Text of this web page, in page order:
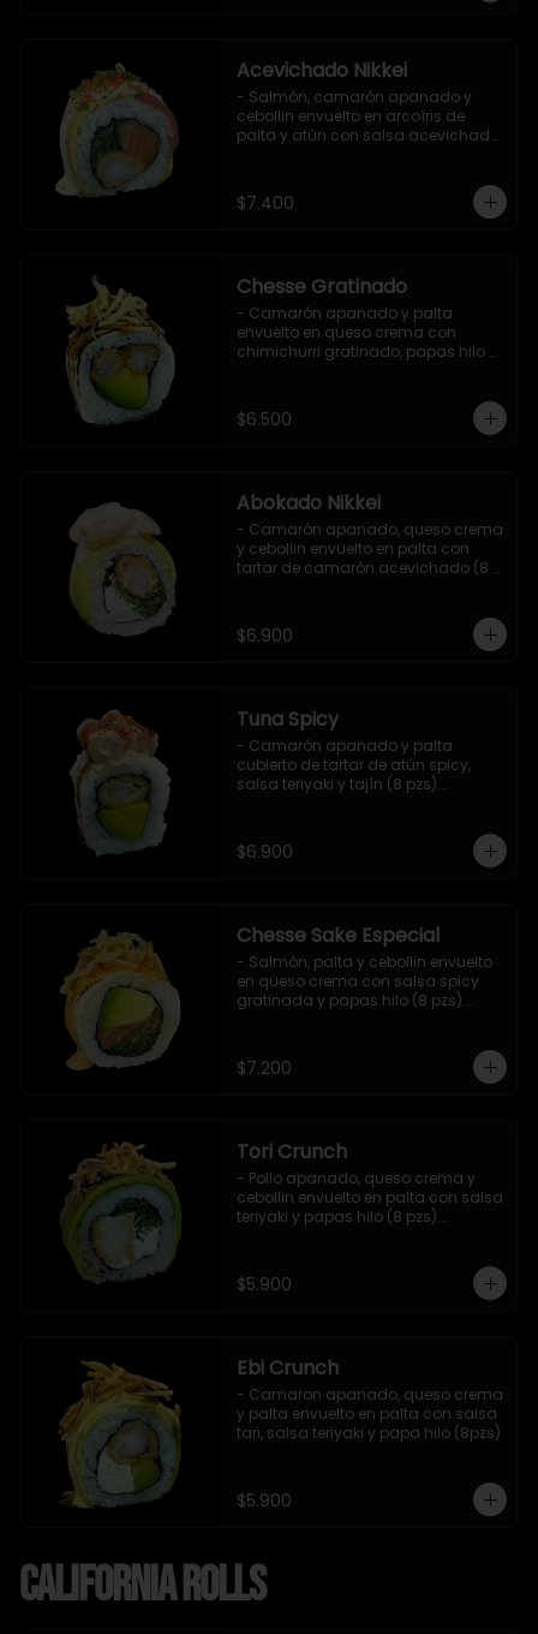
Acevichado Nikkei
- Salmón, camarón apanado y
cebollin envuelto en arcoíris de
palta y atún con salsa acevichada,
$7.400
Chesse Gratinado
- Camarón apanado y palta
envuelto en queso crema con
chimichurri gratinado, papas hilo y
$6.500
Abokado Nikkei
- Camarón apanado, queso crema
y cebollin envuelto en palta con
tartar de camarón acevichado (8
$6.900
Tuna Spicy
- Camarón apanado y palta
cubierto de tartar de atún spicy,
salsa teriyaki y tajín (8 pzs).
$6.900
Chesse Sake Especial
- Salmón, palta y cebollin envuelto
en queso crema con salsa spicy
gratinada y papas hilo (8 pzs).
$7.200
Tori Crunch
- Pollo apanado, queso crema y
cebollin envuelto en palta con salsa
teriyaki y papas hilo (8 pzs).
$5.900
Ebi Crunch
- Camaron apanado, queso crema
y palta envuelto en palta con salsa
tari, salsa teriyaki y papa hilo (8pzs)
$5.900
California Rolls